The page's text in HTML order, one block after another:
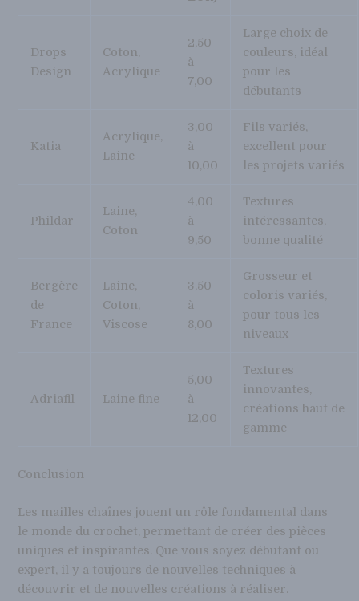
Drops
Design
Coton,
Acrylique
2,50
à
7,00
Large choix de
couleurs, idéal
pour les
débutants
Katia
Acrylique,
Laine
3,00
à
10,00
Fils variés,
excellent pour
les projets variés
Phildar
Laine,
Coton
4,00
à
9,50
Textures
intéressantes,
bonne qualité
Bergère
de
France
Laine,
Coton,
Viscose
3,50
à
8,00
Grosseur et
coloris variés,
pour tous les
niveaux
Adriafil Laine fine
5,00
à
12,00
Textures
innovantes,
créations haut de
gamme
Conclusion
Les mailles chaînes jouent un rôle fondamental dans
le monde du crochet, permettant de créer des pièces
uniques et inspirantes. Que vous soyez débutant ou
expert, il y a toujours de nouvelles techniques à
découvrir et de nouvelles créations à réaliser.